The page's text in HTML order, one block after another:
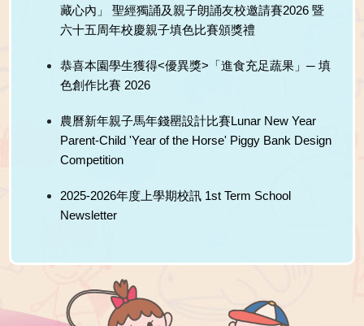
藏心內」 聖經獨誦及親子朗誦友校邀請賽2026 暨
六十五周年校慶親子填色比賽頒獎禮
恭喜本園學生獲得<優異獎>「進食充足蔬果」─ 填
色創作比賽 2026
農曆新年親子馬年錢罌設計比賽Lunar New Year
Parent-Child 'Year of the Horse' Piggy Bank Design
Competition
2025-2026年度上學期校訊 1st Term School
Newsletter